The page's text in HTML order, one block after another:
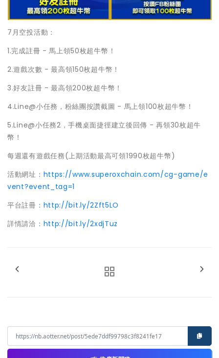
7月空投活動：
1.完成註冊 - 馬上領50枚超牛幣！
2.遊戲次數 - 最高領150枚超牛幣！
3.好友註冊 - 最高領200枚超牛幣！
4.Line@小任務，粉絲團按讚截圖 - 馬上領100枚超牛幣！
5.Line@小任務2，手機桌面捷徑建立後回傳 - 再領30枚超牛
幣！
每週還有遊戲任務(上期活動最高可領1990枚超牛幣)
活動網址： https://www.superoxchain.com/cg-game/e
vent?event_tag=1
平台註冊： http://bit.ly/2Zft5LO
詳情請洽： http://bit.ly/2xdjTuz